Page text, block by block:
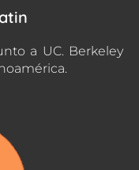
a UC. Berkeley